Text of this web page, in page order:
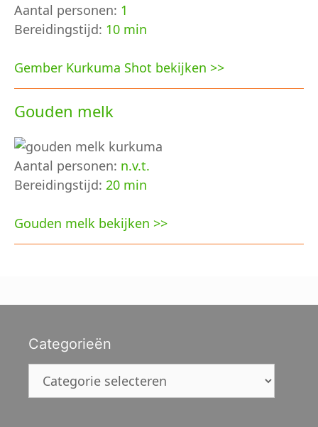
Aantal personen: 1
Bereidingstijd: 10 min
Gember Kurkuma Shot bekijken >>
Gouden melk
Aantal personen: n.v.t.
Bereidingstijd: 20 min
Gouden melk bekijken >>
Categorieën
Categorieën